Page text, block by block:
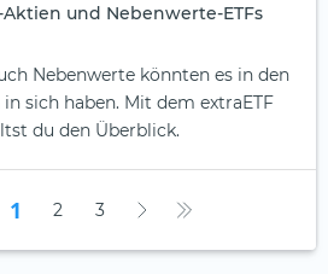
und Nebenwerte-ETFs
Nebenwerte könnten es in den
sich haben. Mit dem extraETF
du den Überblick.
1 2 3